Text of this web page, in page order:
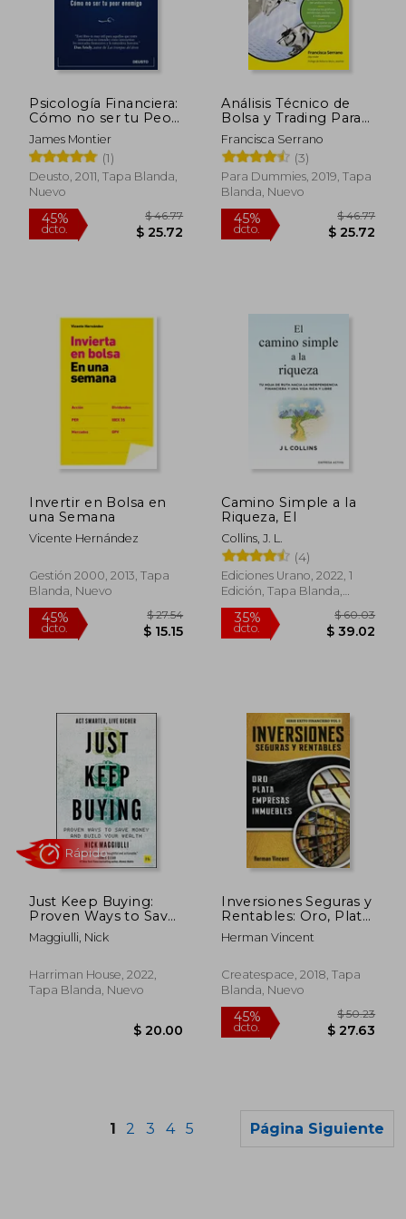
45%
$ 22.27 dcto.
dcto. $ 34.35 dcto. $
Psicología Financiera:
Cómo no ser tu Peor
Enemigo (Sin
Colección)
James Montier
(1)
Deusto, 2011, Tapa Blanda,
Nuevo
Análisis Técnico de
Bolsa y Trading Para
Dummies
Francisca Serrano
(3)
Para Dummies, 2019, Tapa
Blanda, Nuevo
Invertir en Bolsa en
una Semana
Vicente Hernández
Gestión 2000, 2013, Tapa
Blanda, Nuevo
Camino Simple a la
Riqueza, El
Collins, J. L.
(4)
Ediciones Urano, 2022, 1
Edición, Tapa Blanda,
Nuevo
Just Keep Buying:
Proven Ways to Save
Money and Build Your
Wealth (en Inglés)
Maggiulli, Nick
Harriman House, 2022,
Tapa Blanda, Nuevo
Inversiones Seguras y
Rentables: Oro, Plata,
Empresas,
Inmuebles: Volume 3
Herman Vincent
Createspace, 2018, Tapa
Blanda, Nuevo
1 2 3 4 5 Página Siguiente